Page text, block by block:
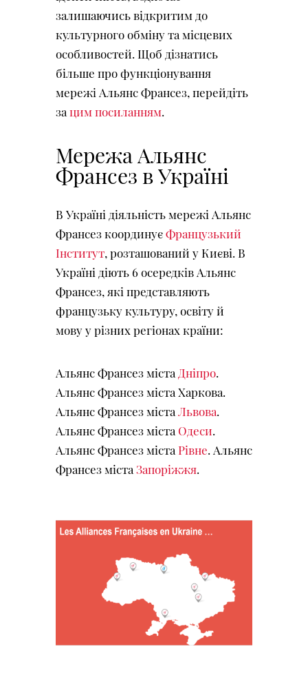
залишаючись відкритим до
культурного обміну та місцевих
особливостей. Щоб дізнатись
більше про функціонування
мережі Альянс Франсез, перейдіть
за цим посиланням.
Мережа Альянс
Франсез в Україні
В Україні діяльність мережі Альянс
Франсез координуєФранцузький
Інститут, розташований у Києві. В
Україні діють 6 осередків Альянс
Франсез, які представляють
французьку культуру, освіту й
мову у різних регіонах країни:
Альянс Франсез міста Дніпро.
Альянс Франсез міста Харкова.
Альянс Франсез міста Львова.
Альянс Франсез міста Одеси.
Альянс Франсез міста Рівне. Альянс
Франсез міста Запоріжжя.